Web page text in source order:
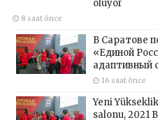
oluyor
8 saat önce
В Саратове
«Единой
адаптивный
16 saat önce
Yeni
salonu, 2021